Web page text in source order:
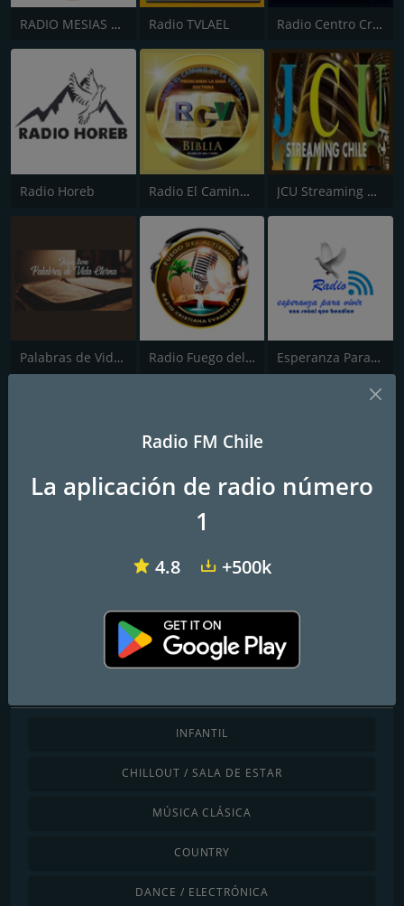
RADIO MESIAS 106.3 FM Radio TVLAEL Radio Centro Cristiano
Radio Horeb Radio El Camino de la Verdad JCU Streaming Chile Radio
Palabras de Vida Eterna Radio Fuego del Altisimo Esperanza Para Vivir
Radio Voz de Amor
Tu mejor compañia
INFANTIL
CHILLOUT / SALA DE ESTAR
MÚSICA CLÁSICA
COUNTRY
DANCE / ELECTRÓNICA
Radio FM Chile
La aplicación de radio número
1
4.8 +500k